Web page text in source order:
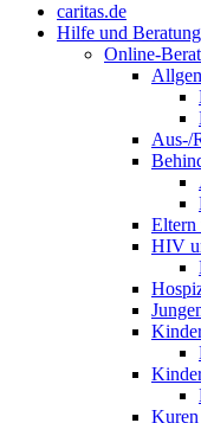
caritas.de
Hilfe und Beratung
Online-
Aus-/
Eltern
HIV